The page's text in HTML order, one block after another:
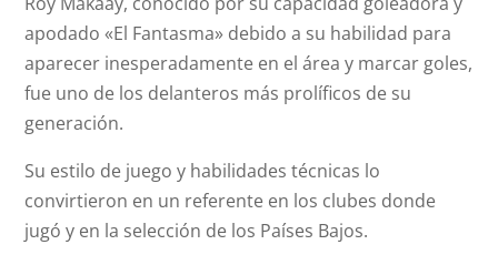
apodado «El Fantasma» debido a su habilidad para
aparecer inesperadamente en el área y marcar goles,
fue uno de los delanteros más prolíficos de su
generación.
Su estilo de juego y habilidades técnicas lo
convirtieron en un referente en los clubes donde
jugó y en la selección de los Países Bajos.